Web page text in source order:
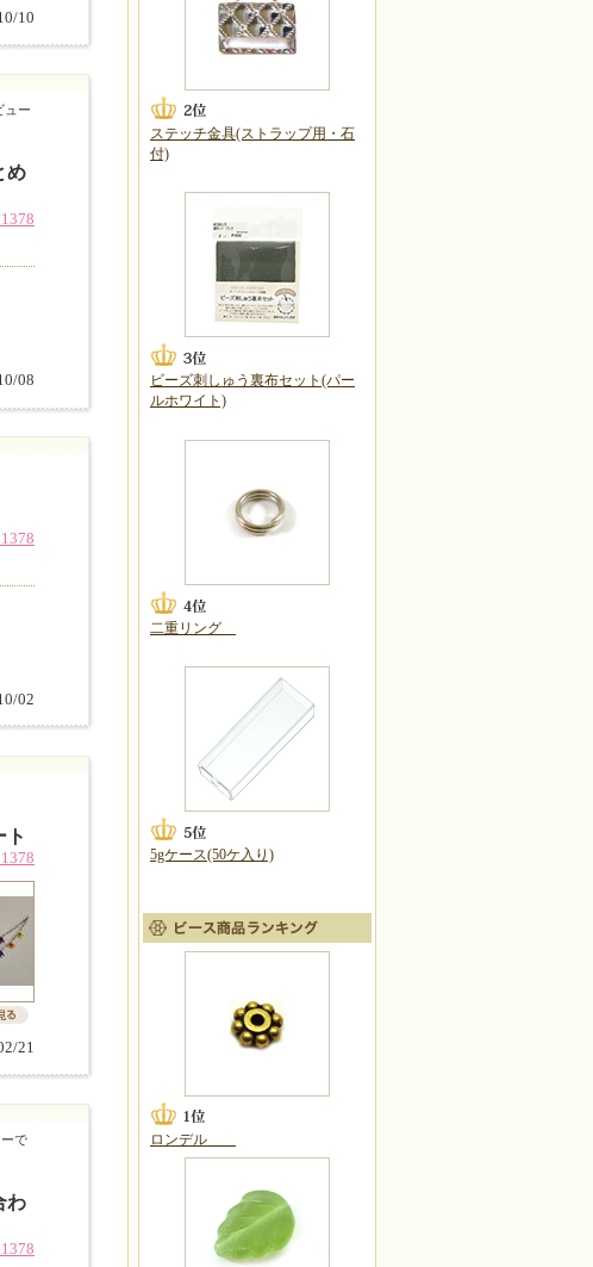
10
ュー
め
08
02
ト
21
で
わ
ステッチ金具(ストラップ用・石
付)
ビーズ刺しゅう裏布セット(パー
ルホワイト)
二重リング
5gケース(50ケ入り)
ロンデル